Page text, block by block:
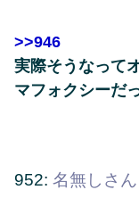
>>946
実際そうなって
マフォクシーだ
952: 名無しさん